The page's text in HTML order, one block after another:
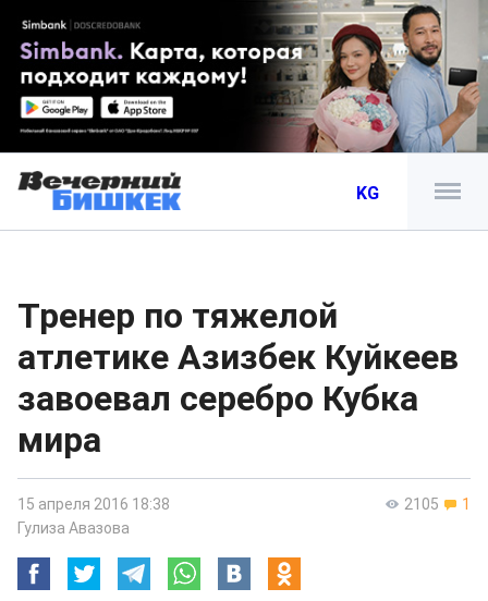
KG
Тренер по тяжелой
атлетике Азизбек Куйкеев
завоевал серебро Кубка
мира
2105 1
15 апреля 2016 18:38
Гулиза Авазова